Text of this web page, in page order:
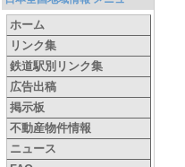
ホーム
リンク集
鉄道駅別リンク集
広告出稿
掲示板
不動産物件情報
ニュース